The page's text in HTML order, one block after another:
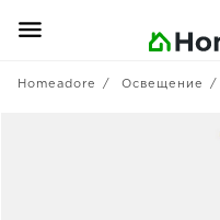
Homeadore Освещение